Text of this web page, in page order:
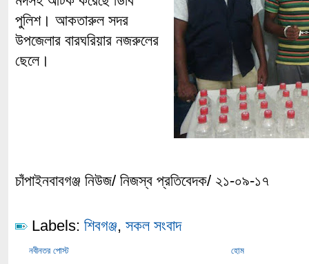
পুলিশ। আকতারুল সদর
উপজেলার বারঘরিয়ার নজরুলের
ছেলে।
চাঁপাইনবাবগঞ্জ নিউজ/ নিজস্ব প্রতিবেদক/ ২১-০৯-১৭
Labels: শিবগঞ্জ, সকল সংবাদ
নবীনতর পোস্ট হোম